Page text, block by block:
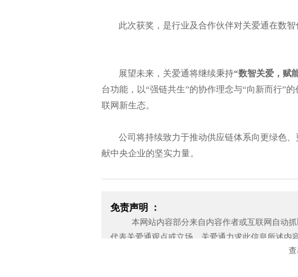
此次获奖，是行业及合作伙伴对关爱通在数
展望未来，关爱通将继续秉持“数智关爱，赋
台功能，以“强链共生”的协作理念与“向新而行”
联网新生态。
公司将持续致力于推动供应链体系向更绿色
献中央企业的坚实力量。
免责声明 ：
本网站内容部分来自内容作者或互联网自动抓
代表关爱通观点或立场。关爱通力求此信息所述内
也不保证未来内容不会发生变更。 如本网展示内